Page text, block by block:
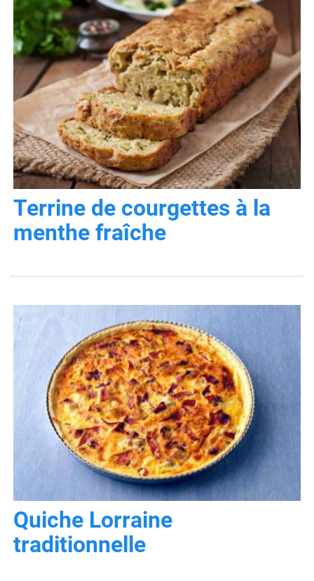
Terrine de courgettes à la
menthe fraîche
Quiche Lorraine
traditionnelle